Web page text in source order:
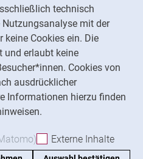
technisch
mit der
Cookies ein. Die
und erlaubt keine
Cookies von
ausdrücklicher
Informationen hierzu finden
akzeptieren
Analyse-Cookies
Externe Inhalte